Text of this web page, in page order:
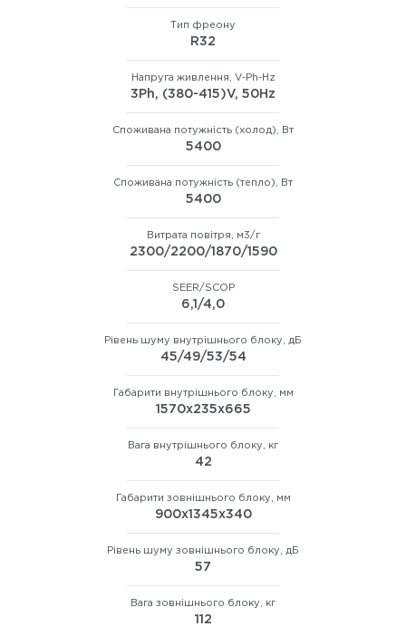
Тип фреону
R32
Напруга живлення, V-Ph-Hz
3Ph, (380-415)V, 50Hz
Споживана потужність (холод), Вт
5400
Споживана потужність (тепло), Вт
5400
Витрата повітря, м3/г
2300/2200/1870/1590
SEER/SCOP
6,1/4,0
Рівень шуму внутрішнього блоку, дБ
45/49/53/54
Габарити внутрішнього блоку, мм
1570х235х665
Вага внутрішнього блоку, кг
42
Габарити зовнішнього блоку, мм
900х1345х340
Рівень шуму зовнішнього блоку, дБ
57
Вага зовнішнього блоку, кг
112